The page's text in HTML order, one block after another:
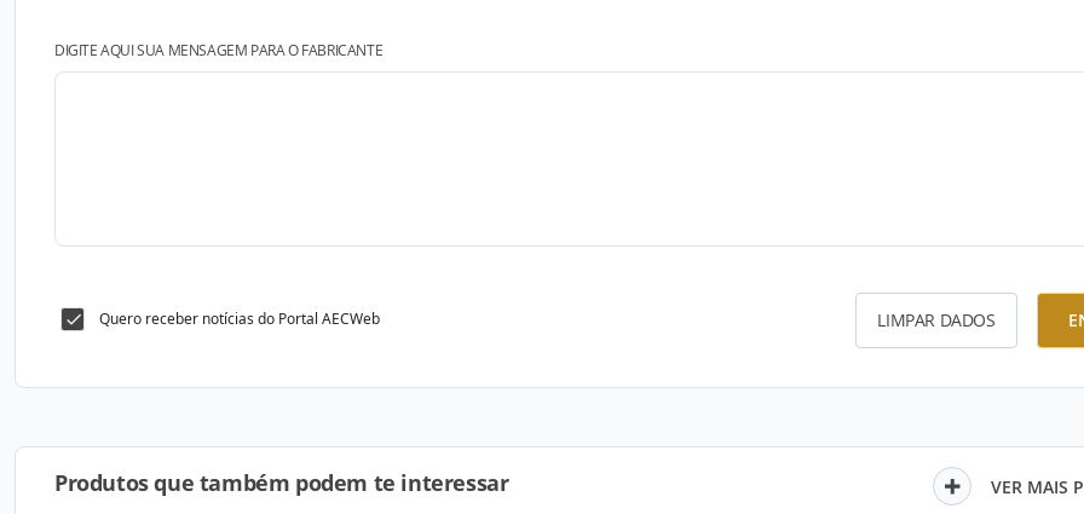
DIGITE AQUI SUA MENSAGEM PARA O FABRICANTE
Quero receber notícias do Portal AECWeb LIMPAR DADOS
Produtos que também podem te interessar VER MAIS